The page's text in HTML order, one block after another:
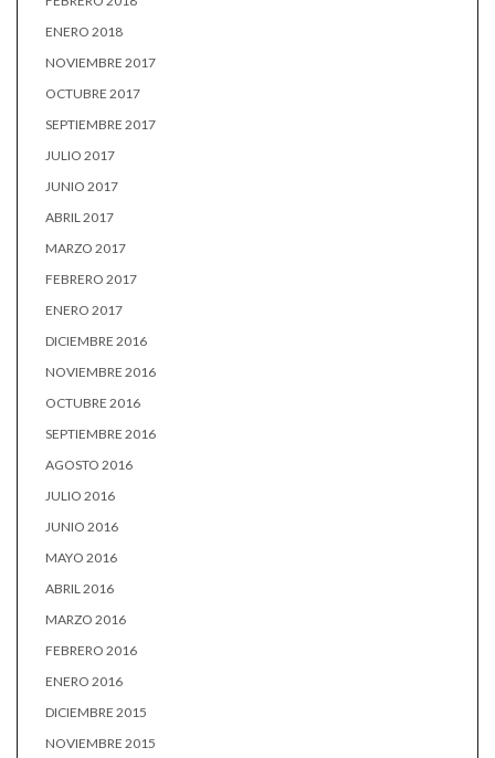
ENERO 2018
NOVIEMBRE 2017
OCTUBRE 2017
SEPTIEMBRE 2017
JULIO 2017
JUNIO 2017
ABRIL 2017
MARZO 2017
FEBRERO 2017
ENERO 2017
DICIEMBRE 2016
NOVIEMBRE 2016
OCTUBRE 2016
SEPTIEMBRE 2016
AGOSTO 2016
JULIO 2016
JUNIO 2016
MAYO 2016
ABRIL 2016
MARZO 2016
FEBRERO 2016
ENERO 2016
DICIEMBRE 2015
NOVIEMBRE 2015